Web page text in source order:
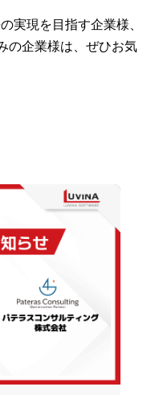
実現を目指す企業様、
の企業様は、ぜひお気